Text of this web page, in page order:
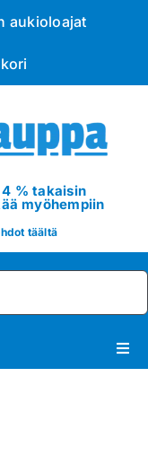
aukioloajat
% takaisin
myöhempiin
täältä